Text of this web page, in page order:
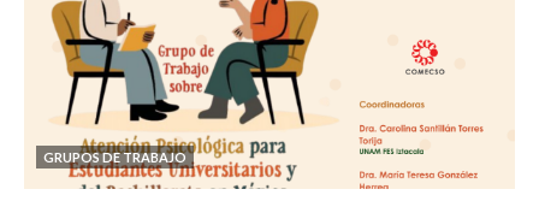
GRUPOS DE TRABAJO